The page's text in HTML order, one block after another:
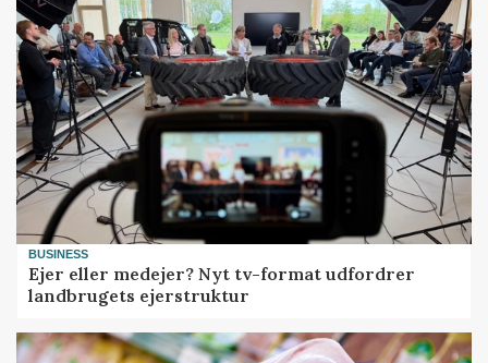
BUSINESS
Ejer eller medejer? Nyt tv-format udfordrer
landbrugets ejerstruktur